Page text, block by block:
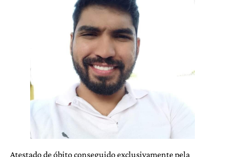
Atestado de óbito conseguido exclusivamente pela